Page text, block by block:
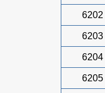
6202
6203
6204
6205